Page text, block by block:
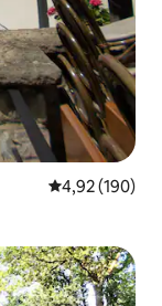
Évaluation
4,92 (190)